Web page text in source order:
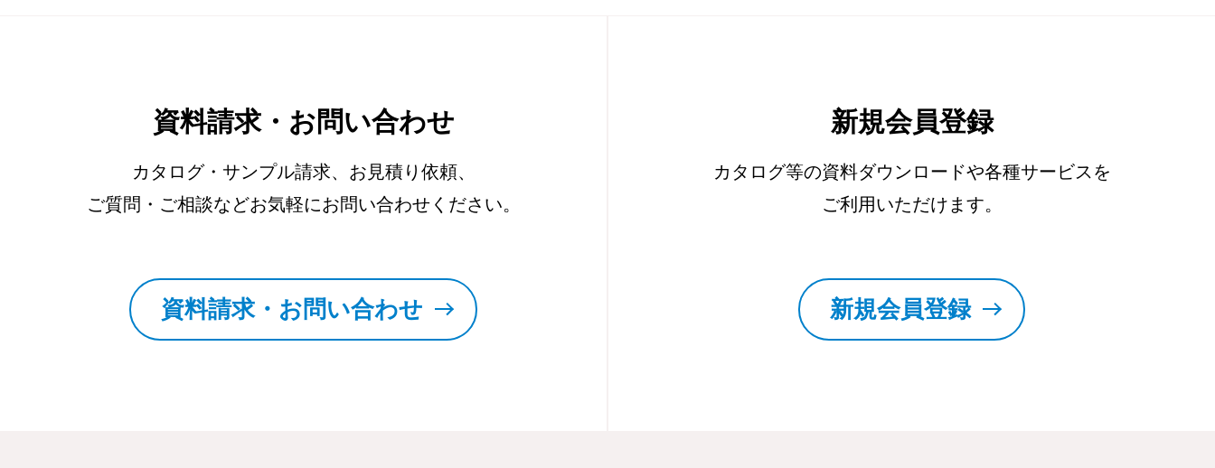
資料請求・お問い合わせ
カタログ・サンプル請求、お見積り依頼、
ご質問・ご相談などお気軽にお問い合わせください。
資料請求・お問い合わせ
新規会員登録
カタログ等の資料ダウンロードや各種サービスを
ご利用いただけます。
新規会員登録